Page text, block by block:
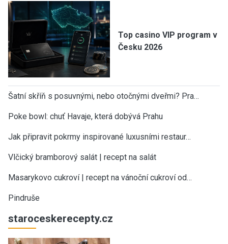
Top casino VIP program v
Česku 2026
Šatní skříň s posuvnými, nebo otočnými dveřmi? Pra…
Poke bowl: chuť Havaje, která dobývá Prahu
Jak připravit pokrmy inspirované luxusními restaur…
Vlčický bramborový salát | recept na salát
Masarykovo cukroví | recept na vánoční cukroví od…
Pindruše
staroceskerecepty.cz